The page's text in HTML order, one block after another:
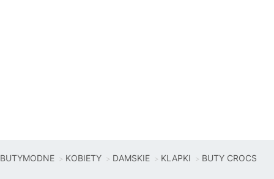
BUTYMODNE KOBIETY DAMSKIE KLAPKI BUTY CROCS